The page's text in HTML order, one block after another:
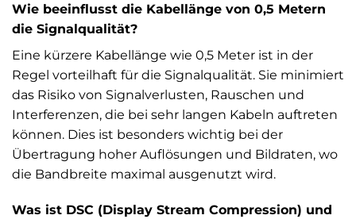
Wie beeinflusst die Kabellänge von 0,5 Metern
die Signalqualität?
Eine kürzere Kabellänge wie 0,5 Meter ist in der
Regel vorteilhaft für die Signalqualität. Sie minimiert
das Risiko von Signalverlusten, Rauschen und
Interferenzen, die bei sehr langen Kabeln auftreten
können. Dies ist besonders wichtig bei der
Übertragung hoher Auflösungen und Bildraten, wo
die Bandbreite maximal ausgenutzt wird.
Was ist DSC (Display Stream Compression) und